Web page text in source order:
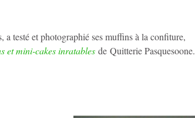
a testé et photographié ses muffins à la confiture,
et mini-cakes inratables de Quitterie Pasquesoone.